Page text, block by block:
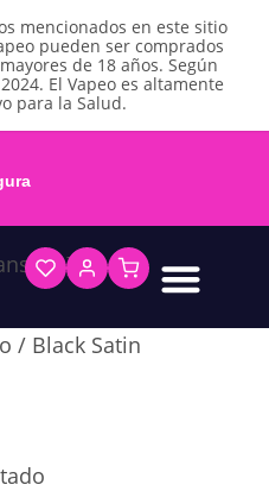
mencionados en este sitio
pueden ser comprados
de 18 años. Según
El Vapeo es altamente
para la Salud.
/ Black Satin